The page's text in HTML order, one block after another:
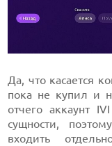
Да, что касается
пока не купил и
отчего аккаунт
сущности,
входить